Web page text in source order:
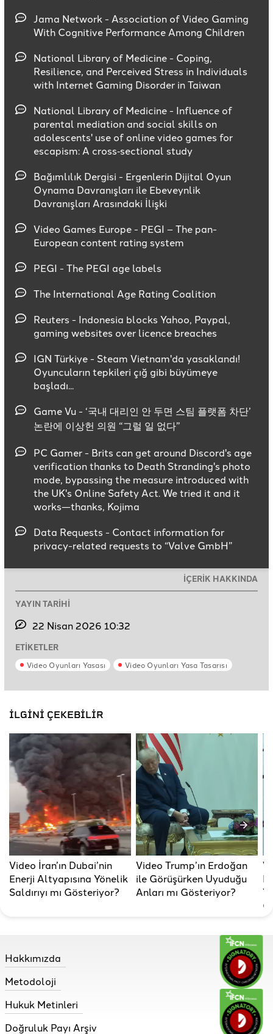
Jama Network - Association of Video Gaming
With Cognitive Performance Among Children
National Library of Medicine - Coping,
Resilience, and Perceived Stress in Individuals
with Internet Gaming Disorder in Taiwan
National Library of Medicine - Influence of
parental mediation and social skills on
adolescents' use of online video games for
escapism: A cross‐sectional study
Bağımlılık Dergisi - Ergenlerin Dijital Oyun
Oynama Davranışları ile Ebeveynlik
Davranışları Arasındaki İlişki
Video Games Europe - PEGI – The pan-
European content rating system
PEGI - The PEGI age labels
The International Age Rating Coalition
Reuters - Indonesia blocks Yahoo, Paypal,
gaming websites over licence breaches
IGN Türkiye - Steam Vietnam'da yasaklandı!
Oyuncuların tepkileri çığ gibi büyümeye
başladı...
Game Vu - ‘국내 대리인 안 두면 스팀 플랫폼 차단’
논란에 이상헌 의원 “그럴 일 없다”
PC Gamer - Brits can get around Discord's age
verification thanks to Death Stranding's photo
mode, bypassing the measure introduced with
the UK's Online Safety Act. We tried it and it
works—thanks, Kojima
Data Requests - Contact information for
privacy-related requests to “Valve GmbH”
İÇERİK HAKKINDA
YAYIN TARİHİ
22 Nisan 2026 10:32
ETİKETLER
Video Oyunları Yasası Video Oyunları Yasa Tasarısı
İLGİNİ ÇEKEBİLİR
Video İran’ın Dubai’nin
Enerji Altyapısına Yönelik
Saldırıyı mı Gösteriyor?
Video Trump’ın Erdoğan
ile Görüşürken Uyuduğu
Anları mı Gösteriyor?
Hakkımızda
Metodoloji
Hukuk Metinleri
Doğruluk Payı Arşiv